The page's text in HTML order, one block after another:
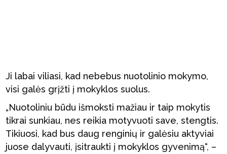
Ji labai viliasi, kad nebebus nuotolinio mokymo,
visi galės grįžti į mokyklos suolus.
„Nuotoliniu būdu išmoksti mažiau ir taip mokytis
tikrai sunkiau, nes reikia motyvuoti save, stengtis.
Tikiuosi, kad bus daug renginių ir galėsiu aktyviai
juose dalyvauti, įsitraukti į mokyklos gyvenimą“, –